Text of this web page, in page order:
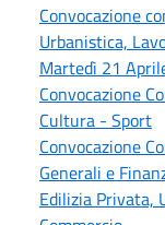
Convocazione
Urbanistica,
Martedì 21
Convocazione
Cultura - Sport
Convocazione
Generali e
Edilizia Privata,